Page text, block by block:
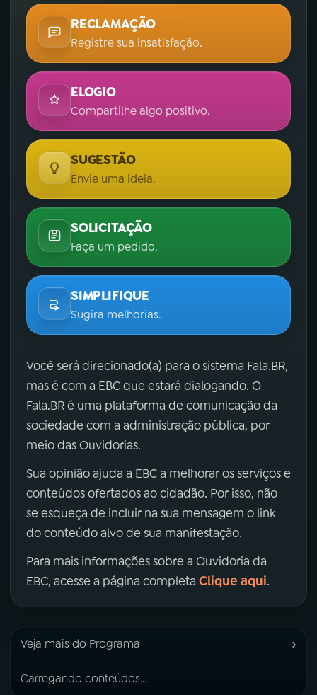
RECLAMAÇÃO
Registre sua insatisfação.
ELOGIO
Compartilhe algo positivo.
SUGESTÃO
Envie uma ideia.
SOLICITAÇÃO
Faça um pedido.
SIMPLIFIQUE
Sugira melhorias.
Você será direcionado(a) para o sistema Fala.BR,
mas é com a EBC que estará dialogando. O
Fala.BR é uma plataforma de comunicação da
sociedade com a administração pública, por
meio das Ouvidorias.
Sua opinião ajuda a EBC a melhorar os serviços e
conteúdos ofertados ao cidadão. Por isso, não
se esqueça de incluir na sua mensagem o link
do conteúdo alvo de sua manifestação.
Para mais informações sobre a Ouvidoria da
EBC, acesse a página completa Clique aqui.
Veja mais do Programa ›
Carregando conteúdos...